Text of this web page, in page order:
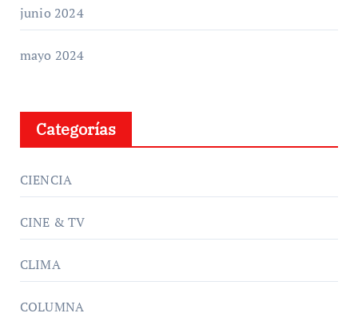
junio 2024
mayo 2024
Categorías
CIENCIA
CINE & TV
CLIMA
COLUMNA